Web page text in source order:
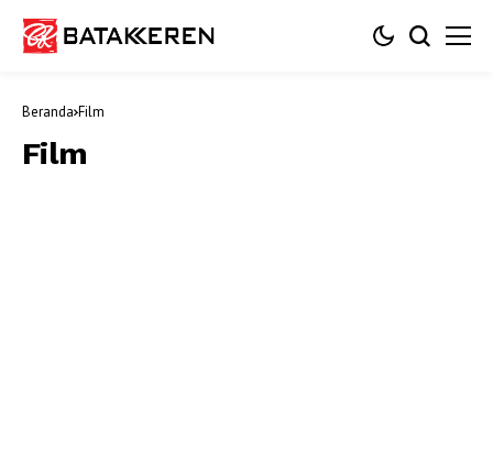
Beranda Film
Film